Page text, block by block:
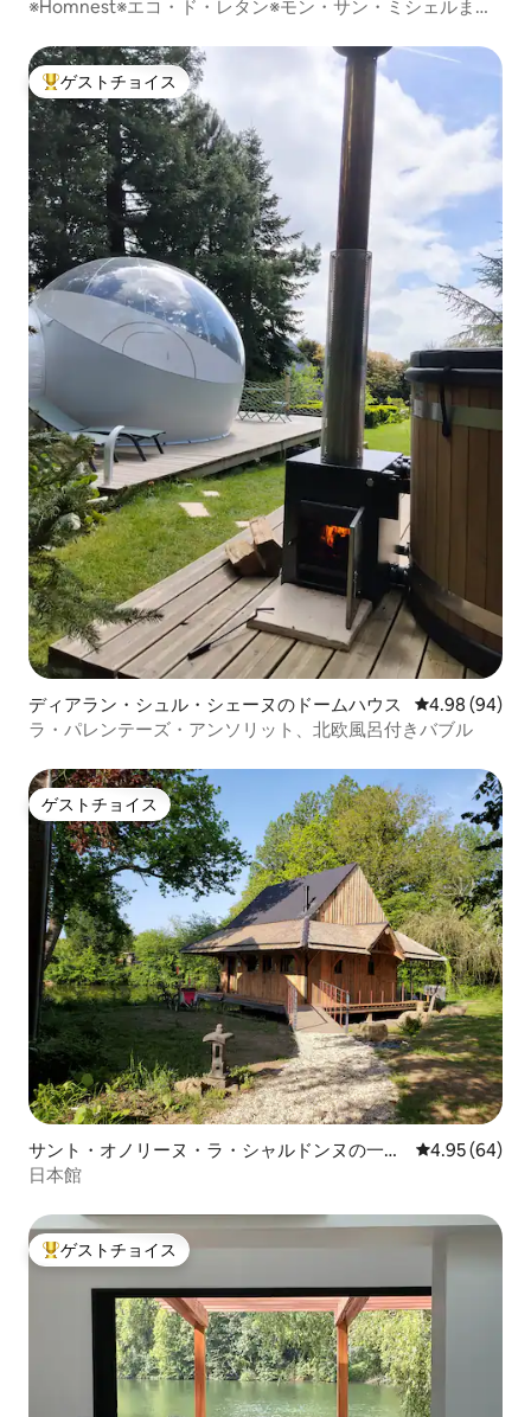
※Homnest※エコ・ド・レタン※モン・サン・ミシェルまで1
大好評のゲストチョイスです。
ゲストチョイス
ディアラン・シュル・シェーヌのドームハウス レビュー94件
4.98 (94)
ラ・パレンテーズ・アンソリット、北欧風呂付きバブル
ゲストチョイス
ゲストチョイス
サント・オノリーヌ・ラ・シャルドンヌの一軒
家
レビュー64
4.95 (64)
日本館
大好評のゲストチョイスです。
ゲストチョイス